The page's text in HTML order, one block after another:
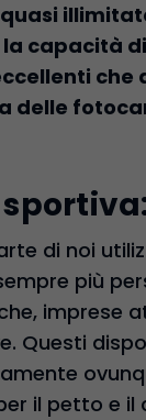
capacità
che
delle
di noi
più
imprese
Questi
il petto e